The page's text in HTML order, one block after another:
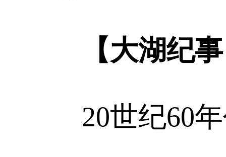
【大湖纪事
20世纪60年